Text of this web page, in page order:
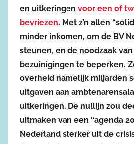
en uitkeringen voor een of
bevriezen. Met z’n allen
minder inkomen, om de BV
steunen, en de noodzaak
bezuinigingen te beperken.
overheid namelijk miljarden
uitgaven aan
uitkeringen. De nullijn zou
uitmaken van een “agenda
Nederland sterker uit de